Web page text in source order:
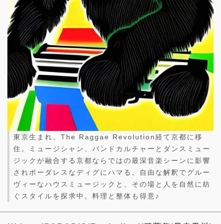
東京生まれ。The Raggae Revolution経て京都に移
住。ミュージシャン、バンドカルチャーとダンスミュー
ジックが融合する京都ならではの最深音楽シーンに影響
されボーダレスなディグにハマる。自由な解釈でグルー
ヴィーなハウスミュージックと、その場と人を自然に紡
ぐスタイルを探求中。料理と整体も得意♪